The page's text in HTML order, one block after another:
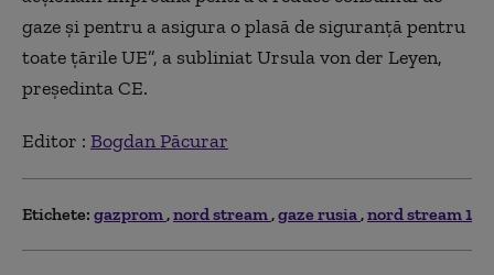
gaze și pentru a asigura o plasă de siguranță pentru
toate țările UE”, a subliniat Ursula von der Leyen,
președinta CE.
Editor : Bogdan Păcurar
Etichete: gazprom nord stream gaze rusia nord stream 1